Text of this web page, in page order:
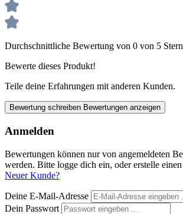
Durchschnittliche Bewertung von 0 von 5
Bewerte dieses Produkt!
Teile deine Erfahrungen mit anderen Kunden.
Bewertung schreiben Bewertungen anzeigen
Anmelden
Bewertungen können nur von angemeldeten
werden. Bitte logge dich ein, oder erstelle
Neuer Kunde?
Deine E-Mail-Adresse
Dein Passwort